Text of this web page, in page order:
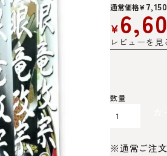
通常価格¥7,150
¥
レビューを見
※通常ご注文